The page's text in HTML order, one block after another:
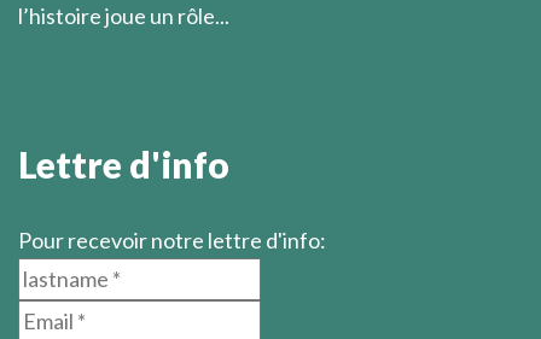
l’histoire joue un rôle...
Lettre d'info
Pour recevoir notre lettre d'info: